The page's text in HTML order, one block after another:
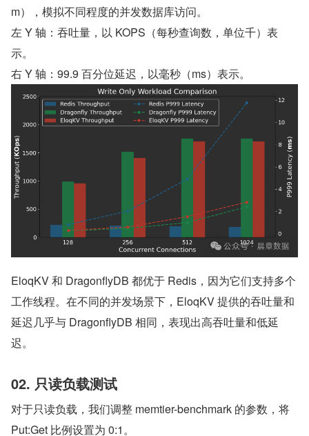
m），模拟不同程度的并发数据库访问。
左 Y 轴：吞吐量，以 KOPS（每秒查询数，单位千）表
示。
右 Y 轴：99.9 百分位延迟，以毫秒（ms）表示。
EloqKV 和 DragonflyDB 都优于 Redis，因为它们支持多个
工作线程。在不同的并发场景下，EloqKV 提供的吞吐量和
延迟几乎与 DragonflyDB 相同，表现出高吞吐量和低延
迟。
02. 只读负载测试
对于只读负载，我们调整 memtier-benchmark 的参数，将
Put:Get 比例设置为 0:1。